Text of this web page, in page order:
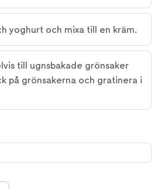
yoghurt och mixa till en kräm.
till ugnsbakade grönsaker
på grönsakerna och gratinera i